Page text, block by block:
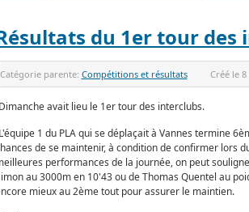
du 1er tour des
Catégorie parente: Compétitions et résultats Créé le 8
avait lieu le 1er tour des interclubs.
1 du PLA qui se déplaçait à Vannes termine
de se maintenir, à condition de confirmer lors
performances de la journée, on peut
au 3000m en 10'43 ou de Thomas Quentel au
mieux au 2ème tout pour assurer le maintien.